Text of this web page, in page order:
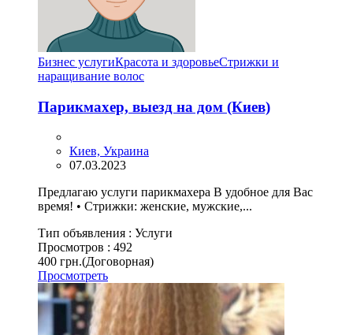
Бизнес услугиКрасота и здоровьеСтрижки и
наращивание волос
Парикмахер, выезд на дом (Киев)
Киев, Украина
07.03.2023
Предлагаю услуги парикмахера В удобное для Вас
время! • Стрижки: женские, мужские,...
Тип объявления : Услуги
Просмотров : 492
400 грн.(Договорная)
Просмотреть